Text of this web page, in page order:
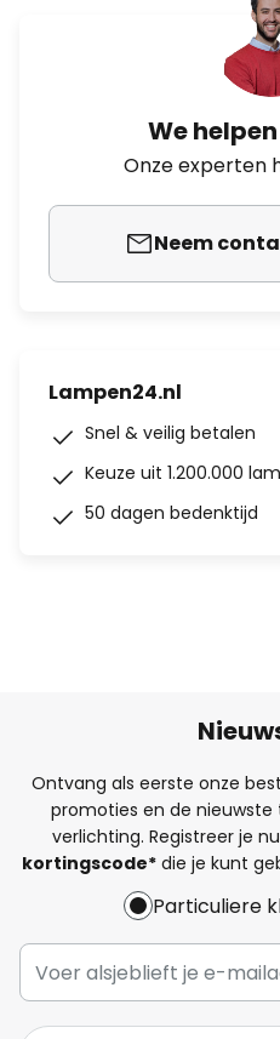
We
Onze experten
Neem
Lampen24.nl
Snel & veilig betalen
Keuze uit 1.200.000
50 dagen bedenktijd
Ontvang als eerste onze
promoties en de
verlichting. Registreer je
kortingscode*die je kunt
Particuliere